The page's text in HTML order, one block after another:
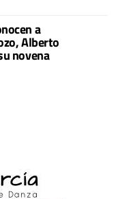
a
Alberto
novena